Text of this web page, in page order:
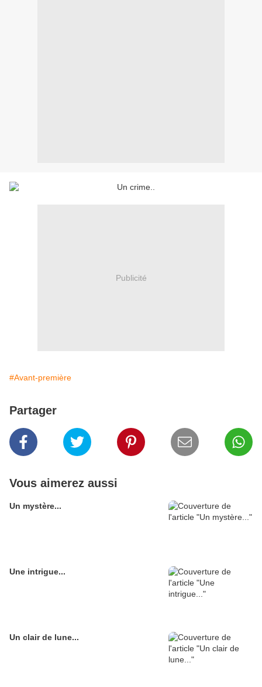
Publicité
#Avant-première
Partager
Vous aimerez aussi
Un mystère...
Une intrigue...
Un clair de lune...